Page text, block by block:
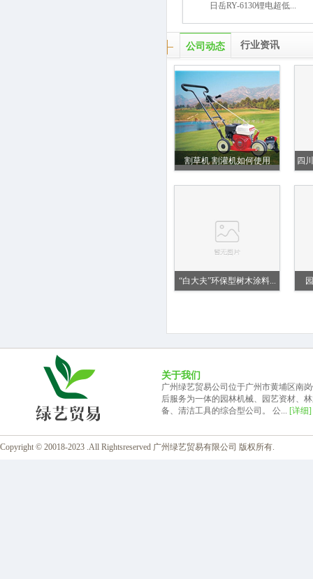
日岳RY-6130锂电超低...
公司动态 行业资讯
割草机 割灌机如何使用 四
“白大夫”环保型树木涂料...
关于我们
广州绿艺贸易公司位于广州市黄埔区南
后服务为一体的园林机械、园艺资材、
备、清洁工具的综合型公司。 公... [详细]
Copyright © 20018-2023 .All Rightsreserved 广州绿艺贸易有限公司 版权所有.